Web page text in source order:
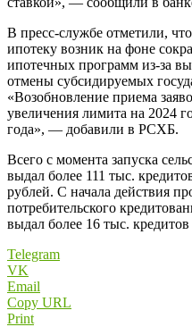
В пресс-службе отметили,
ипотеку возник на фоне
ипотечных программ из-за
отмены субсидируемых
«Возобновление приема
увеличения лимита на 2024
года», — добавили в РСХБ.
Всего с момента запуска
выдал более 111 тыс.
рублей. С начала действия
потребительского
выдал более 16 тыс.
Telegram
VK
Email
Copy URL
Print